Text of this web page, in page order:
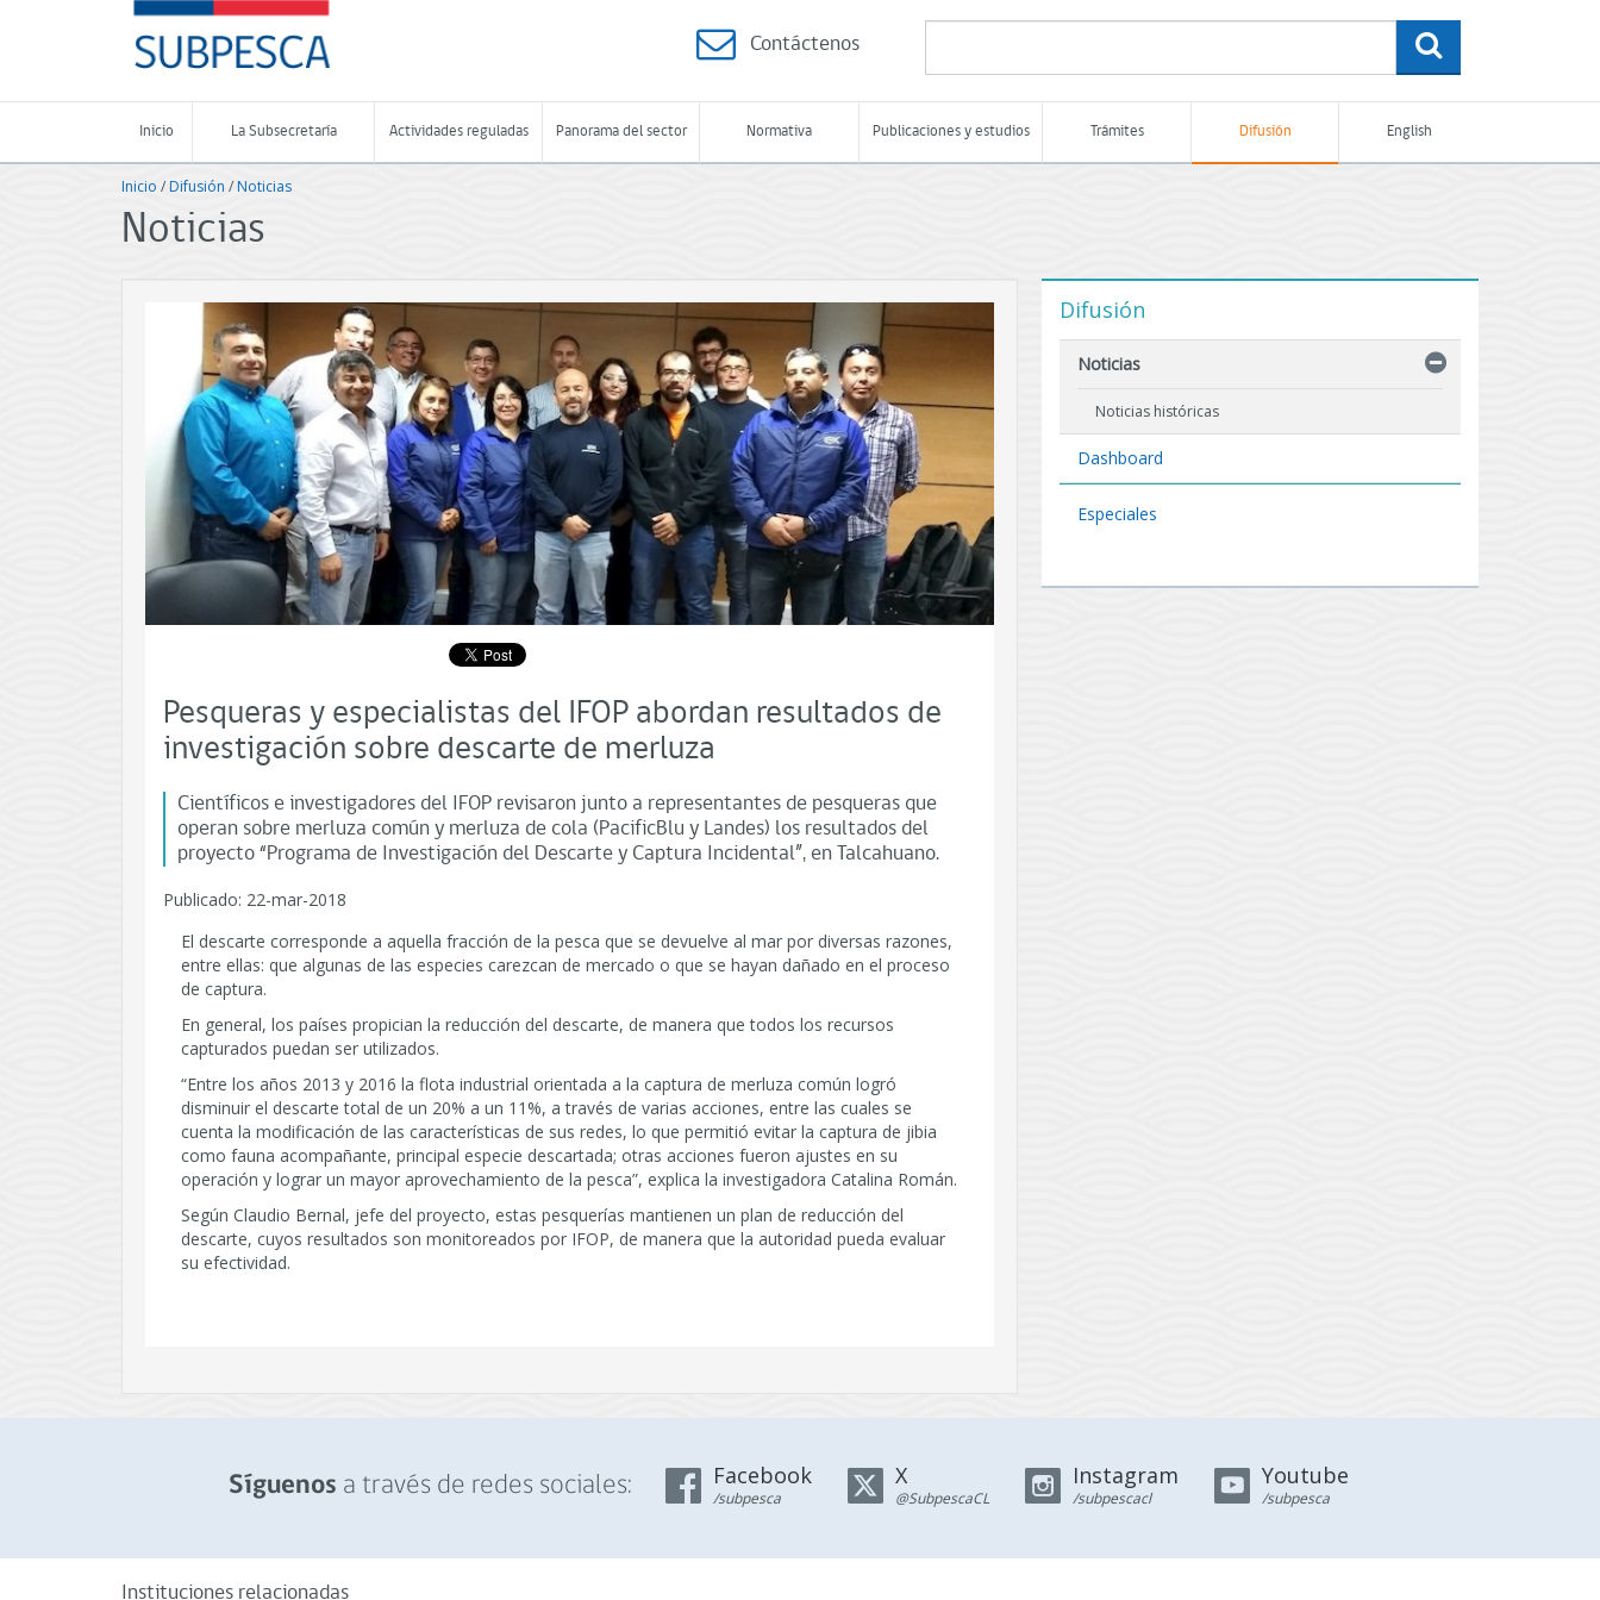
-
Subsecretaría
de
Pesca
Acuicultura
-
Gobierno
de
Contáctenos
Inicio La Subsecretaría Actividades reguladas Panorama del sector Normativa Publicaciones y estudios Trámites Difusión English
Inicio /Difusión /Noticias
Noticias
Pesqueras y especialistas del IFOP abordan resultados de
investigación sobre descarte de merluza
Científicos e investigadores del IFOP revisaron junto a representantes de pesqueras que
operan sobre merluza común y merluza de cola (PacificBlu y Landes) los resultados del
proyecto “Programa de Investigación del Descarte y Captura Incidental”, en Talcahuano.
Publicado: 22-mar-2018
El descarte corresponde a aquella fracción de la pesca que se devuelve al mar por diversas razones,
entre ellas: que algunas de las especies carezcan de mercado o que se hayan dañado en el proceso
de captura.
En general, los países propician la reducción del descarte, de manera que todos los recursos
capturados puedan ser utilizados.
“Entre los años 2013 y 2016 la flota industrial orientada a la captura de merluza común logró
disminuir el descarte total de un 20% a un 11%, a través de varias acciones, entre las cuales se
cuenta la modificación de las características de sus redes, lo que permitió evitar la captura de jibia
como fauna acompañante, principal especie descartada; otras acciones fueron ajustes en su
operación y lograr un mayor aprovechamiento de la pesca”, explica la investigadora Catalina Román.
Según Claudio Bernal, jefe del proyecto, estas pesquerías mantienen un plan de reducción del
descarte, cuyos resultados son monitoreados por IFOP, de manera que la autoridad pueda evaluar
su efectividad.
Difusión
Noticias
Noticias históricas
Dashboard
Especiales
Síguenos a través de redes sociales: Facebook
/subpesca
X
@SubpescaCL
Instagram
/subpescacl
Youtube
/subpesca
Instituciones relacionadas